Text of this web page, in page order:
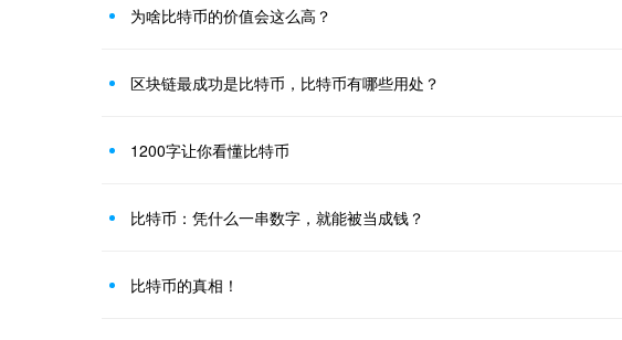
为啥比特币的价值会这么高？
区块链最成功是比特币，比特币有哪些用处？
1200字让你看懂比特币
比特币：凭什么一串数字，就能被当成钱？
比特币的真相！